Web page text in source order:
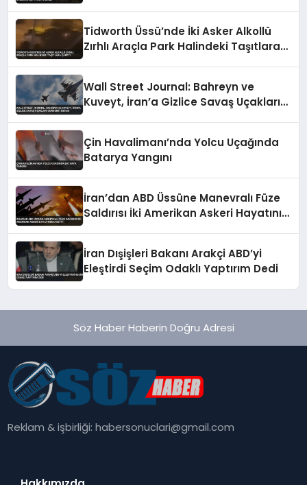
Tidworth Üssü’nde İki Asker Alkollü
Zırhlı Araçla Park Halindeki Taşıtlara
Wall Street Journal: Bahreyn ve
Kuveyt, İran’a Gizlice Savaş Uçakları
Çin Havalimanı’nda Yolcu Uçağında
Batarya Yangını
İran’dan ABD Üssüne Manevralı Füze
Saldırısı İki Amerikan Askeri Hayatını
İran Dışişleri Bakanı Arakçi ABD’yi
Eleştirdi Seçim Odaklı Yaptırım Dedi
Söz Haber Haberin Doğru Adresi
Reklam & işbirliği:habersonuclari@gmail.com